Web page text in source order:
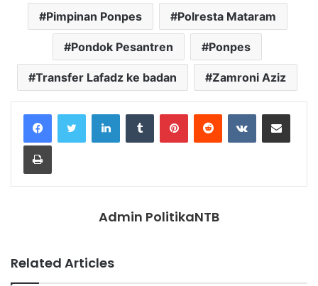
Pimpinan Ponpes Polresta Mataram
Pondok Pesantren Ponpes
Transfer Lafadz ke badan Zamroni Aziz
LinkedInTumblr PinterestReddit VKontakteShare via Email
Print
Admin PolitikaNTB
Related Articles